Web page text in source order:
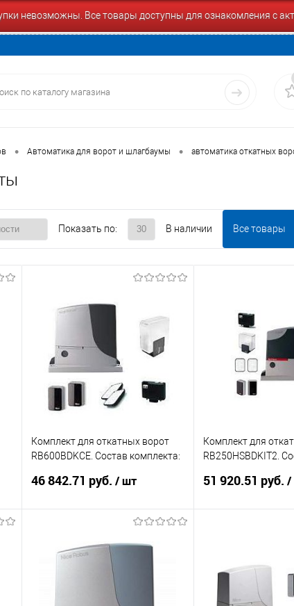
невозможны. Все товары доступны для ознакомления с
• Автоматика для ворот и шлагбаумы • автоматика откатных
Показать по: В наличии Все товары
Комплект для откатных ворот
RB600BDKCE. Состав комплекта:
OXIBD - 1 шт
46 842.71 руб. / шт
Комплект для
RB250HSBDKIT2.
шт, приемник
51 920.51 руб. /
Купить в 1 клик
В избранное